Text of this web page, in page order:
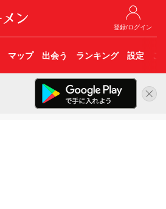
登録/ログイン
マップ 出会う ランキング 設定 こ